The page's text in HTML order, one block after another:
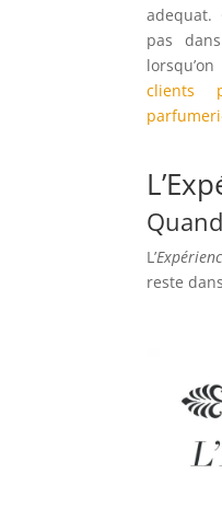
adequat.
pas
clients
L’
reste